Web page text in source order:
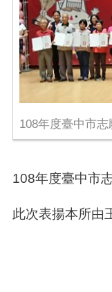
108年度臺中市
108年度臺中市
此次表揚本所由